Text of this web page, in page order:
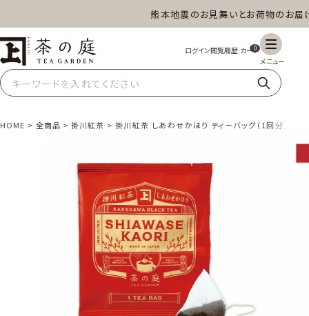
熊本地震のお見舞いとお荷物のお届けに
茶の庭オンラインショップ 0
HOME 全商品 掛川紅茶 掛川紅茶 しあわせかほり ティーバッグ（1回分）